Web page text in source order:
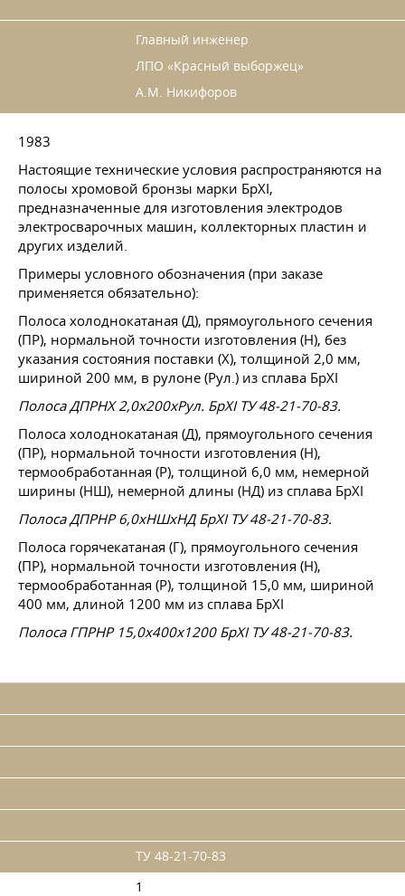
Главный инженер
ЛПО «Красный выборжец»
А.М. Никифоров
1983
Настоящие технические условия распространяются на
полосы хромовой бронзы марки БрХІ,
предназначенные для изготовления электродов
электросварочных машин, коллекторных пластин и
других изделий.
Примеры условного обозначения (при заказе
применяется обязательно):
Полоса холоднокатаная (Д), прямоугольного сечения
(ПР), нормальной точности изготовления (Н), без
указания состояния поставки (Х), толщиной 2,0 мм,
шириной 200 мм, в рулоне (Рул.) из сплава БрХІ
Полоса ДПРНХ 2,0х200хРул. БрХІ ТУ 48-21-70-83.
Полоса холоднокатаная (Д), прямоугольного сечения
(ПP), нормальной точности изготовления (Н),
термообработанная (Р), толщиной 6,0 мм, немерной
ширины (НШ), немерной длины (НД) из сплава БрХІ
Полоса ДПРНР 6,0хНШхНД БрХІ ТУ 48-21-70-83.
Полоса горячекатаная (Г), прямоугольного сечения
(ПР), нормальной точности изготовления (Н),
термообработанная (Р), толщиной 15,0 мм, шириной
400 мм, длиной 1200 мм из сплава БрХІ
Полоса ГПРНР 15,0x400x1200 БрХІ ТУ 48-21-70-83.
ТУ 48-21-70-83
1